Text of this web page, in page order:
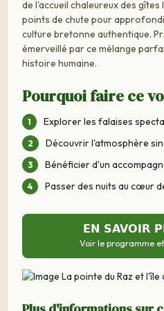
de l'accueil chaleureux des
points de chute pour
culture bretonne authentique.
émerveillé par ce mélange
histoire humaine.
Pourquoi faire ce
Explorer les falaises
Découvrir l'atmosphère
Bénéficier d'un
Passer des nuits au cœur
EN SAVOIR
Voir le programme